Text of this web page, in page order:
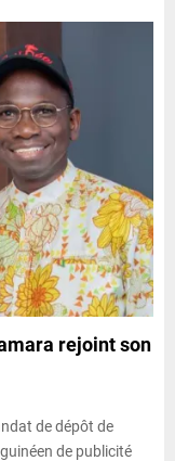
rejoint son
de dépôt de
de publicité